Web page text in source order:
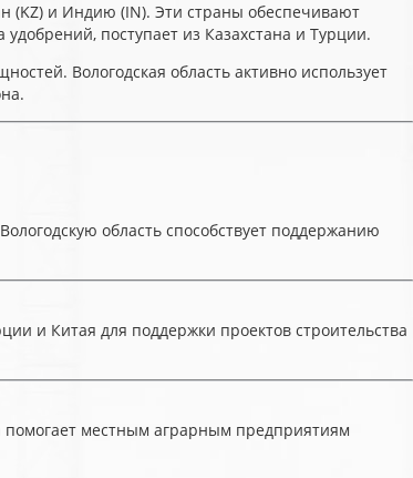
(KZ) и Индию (IN). Эти страны обеспечивают
поступает из Казахстана и Турции.
Вологодская область активно использует
область способствует поддержанию
и Китая для поддержки проектов строительства
помогает местным аграрным предприятиям